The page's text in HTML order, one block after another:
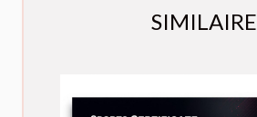
SIMILAIRE